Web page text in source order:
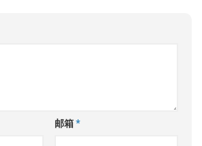
邮箱*